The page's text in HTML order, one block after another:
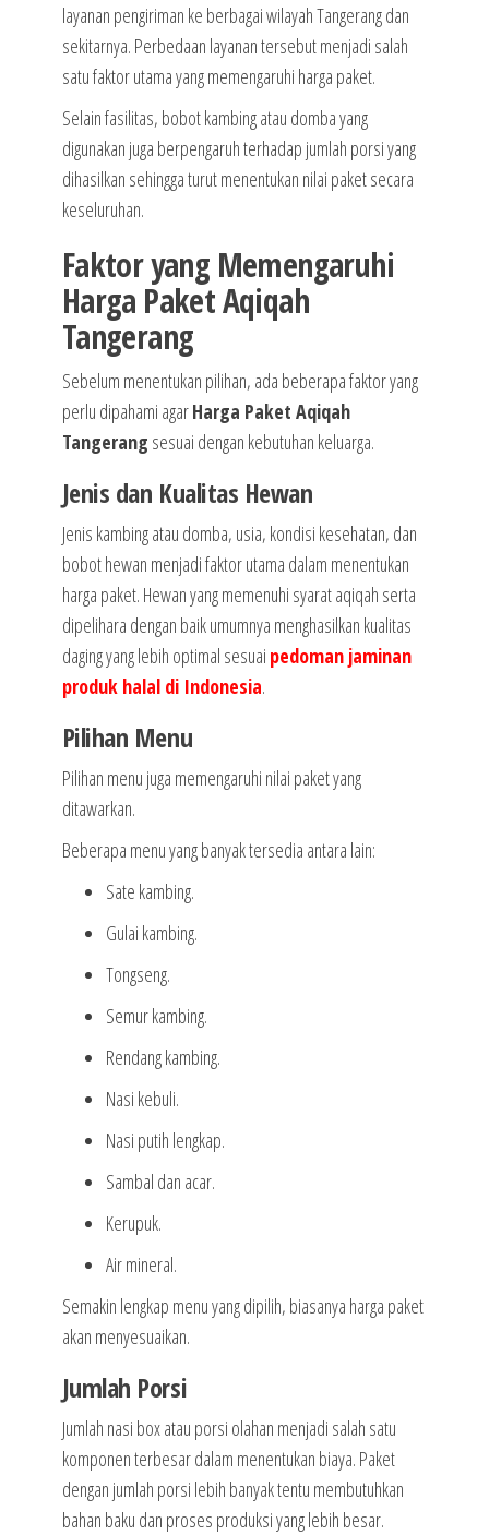
layanan pengiriman ke berbagai wilayah Tangerang dan
sekitarnya. Perbedaan layanan tersebut menjadi salah
satu faktor utama yang memengaruhi harga paket.
Selain fasilitas, bobot kambing atau domba yang
digunakan juga berpengaruh terhadap jumlah porsi yang
dihasilkan sehingga turut menentukan nilai paket secara
keseluruhan.
Faktor yang Memengaruhi
Harga Paket Aqiqah
Tangerang
Sebelum menentukan pilihan, ada beberapa faktor yang
perlu dipahami agarHarga Paket Aqiqah
Tangerang sesuai dengan kebutuhan keluarga.
Jenis dan Kualitas Hewan
Jenis kambing atau domba, usia, kondisi kesehatan, dan
bobot hewan menjadi faktor utama dalam menentukan
harga paket. Hewan yang memenuhi syarat aqiqah serta
dipelihara dengan baik umumnya menghasilkan kualitas
daging yang lebih optimal sesuai pedoman jaminan
produk halal di Indonesia.
Pilihan Menu
Pilihan menu juga memengaruhi nilai paket yang
ditawarkan.
Beberapa menu yang banyak tersedia antara lain:
Sate kambing.
Gulai kambing.
Tongseng.
Semur kambing.
Rendang kambing.
Nasi kebuli.
Nasi putih lengkap.
Sambal dan acar.
Kerupuk.
Air mineral.
Semakin lengkap menu yang dipilih, biasanya harga paket
akan menyesuaikan.
Jumlah Porsi
Jumlah nasi box atau porsi olahan menjadi salah satu
komponen terbesar dalam menentukan biaya. Paket
dengan jumlah porsi lebih banyak tentu membutuhkan
bahan baku dan proses produksi yang lebih besar.